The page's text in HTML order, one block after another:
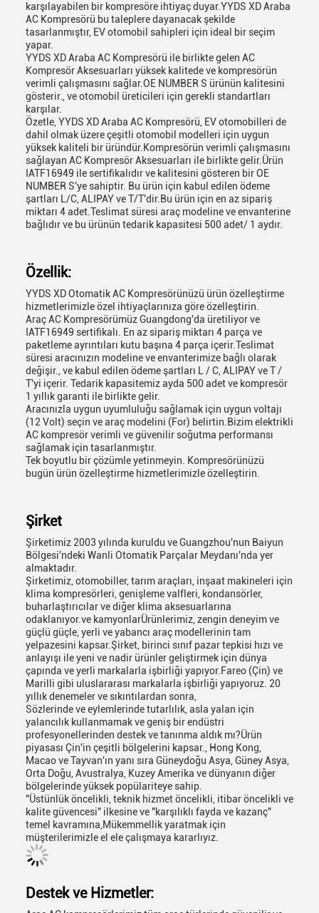
karşılayabilen bir kompresöre ihtiyaç duyar.YYDS XD Araba
AC Kompresörü bu taleplere dayanacak şekilde
tasarlanmıştır, EV otomobil sahipleri için ideal bir seçim
yapar.
YYDS XD Araba AC Kompresörü ile birlikte gelen AC
Kompresör Aksesuarları yüksek kalitede ve kompresörün
verimli çalışmasını sağlar.OE NUMBER S ürünün kalitesini
gösterir., ve otomobil üreticileri için gerekli standartları
karşılar.
Özetle, YYDS XD Araba AC Kompresörü, EV otomobilleri de
dahil olmak üzere çeşitli otomobil modelleri için uygun
yüksek kaliteli bir üründür.Kompresörün verimli çalışmasını
sağlayan AC Kompresör Aksesuarları ile birlikte gelir.Ürün
IATF16949 ile sertifikalıdır ve kalitesini gösteren bir OE
NUMBER S'ye sahiptir. Bu ürün için kabul edilen ödeme
şartları L/C, ALIPAY ve T/T'dir.Bu ürün için en az sipariş
miktarı 4 adet.Teslimat süresi araç modeline ve envanterine
bağlıdır ve bu ürünün tedarik kapasitesi 500 adet/ 1 aydır.
Özellik:
YYDS XD Otomatik AC Kompresörünüzü ürün özelleştirme
hizmetlerimizle özel ihtiyaçlarınıza göre özelleştirin.
Araç AC Kompresörümüz Guangdong'da üretiliyor ve
IATF16949 sertifikalı. En az sipariş miktarı 4 parça ve
paketleme ayrıntıları kutu başına 4 parça içerir.Teslimat
süresi aracınızın modeline ve envanterimize bağlı olarak
değişir., ve kabul edilen ödeme şartları L / C, ALIPAY ve T /
T'yi içerir. Tedarik kapasitemiz ayda 500 adet ve kompresör
1 yıllık garanti ile birlikte gelir.
Aracınızla uygun uyumluluğu sağlamak için uygun voltajı
(12 Volt) seçin ve araç modelini (For) belirtin.Bizim elektrikli
AC kompresör verimli ve güvenilir soğutma performansı
sağlamak için tasarlanmıştır.
Tek boyutlu bir çözümle yetinmeyin. Kompresörünüzü
bugün ürün özelleştirme hizmetlerimizle özelleştirin.
Şirket
Şirketimiz 2003 yılında kuruldu ve Guangzhou'nun Baiyun
Bölgesi'ndeki Wanli Otomatik Parçalar Meydanı'nda yer
almaktadır.
Şirketimiz, otomobiller, tarım araçları, inşaat makineleri için
klima kompresörleri, genişleme valfleri, kondansörler,
buharlaştırıcılar ve diğer klima aksesuarlarına
odaklanıyor.ve kamyonlarÜrünlerimiz, zengin deneyim ve
güçlü güçle, yerli ve yabancı araç modellerinin tam
yelpazesini kapsar.Şirket, birinci sınıf pazar tepkisi hızı ve
anlayışı ile yeni ve nadir ürünler geliştirmek için dünya
çapında ve yerli markalarla işbirliği yapıyor.Fareo (Çin) ve
Marilli gibi uluslararası markalarla işbirliği yapıyoruz. 20
yıllık denemeler ve sıkıntılardan sonra,
Sözlerinde ve eylemlerinde tutarlılık, asla yalan için
yalancılık kullanmamak ve geniş bir endüstri
profesyonellerinden destek ve tanınma aldık mı?Ürün
piyasası Çin'in çeşitli bölgelerini kapsar., Hong Kong,
Macao ve Tayvan'ın yanı sıra Güneydoğu Asya, Güney Asya,
Orta Doğu, Avustralya, Kuzey Amerika ve dünyanın diğer
bölgelerinde yüksek popülariteye sahip.
"Üstünlük öncelikli, teknik hizmet öncelikli, itibar öncelikli ve
kalite güvencesi" ilkesine ve "karşılıklı fayda ve kazanç"
temel kavramına,Mükemmellik yaratmak için
müşterilerimizle el ele çalışmaya kararlıyız.
Destek ve Hizmetler: